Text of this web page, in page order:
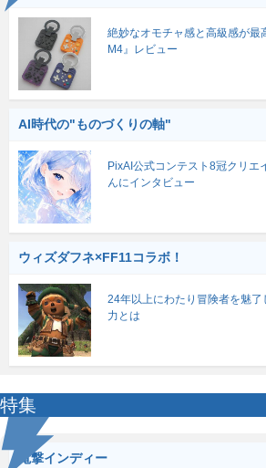
絶妙なオモチャ感と高級感が最
M4』レビュー
AI時代の"ものづくりの軸"
PixAI公式コンテスト8冠クリエ
んにインタビュー
ウィズダフネ×FF11コラボ！
24年以上にわたり冒険者を魅了
力とは
特集
電撃インディー